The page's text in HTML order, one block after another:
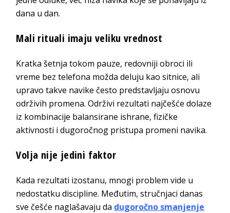
dana u dan.
Mali rituali imaju veliku vrednost
Kratka šetnja tokom pauze, redovniji obroci ili
vreme bez telefona možda deluju kao sitnice, ali
upravo takve navike često predstavljaju osnovu
održivih promena. Održivi rezultati najčešće dolaze
iz kombinacije balansirane ishrane, fizičke
aktivnosti i dugoročnog pristupa promeni navika.
Volja nije jedini faktor
Kada rezultati izostanu, mnogi problem vide u
nedostatku discipline. Međutim, stručnjaci danas
sve češće naglašavaju da dugoročno smanjenje